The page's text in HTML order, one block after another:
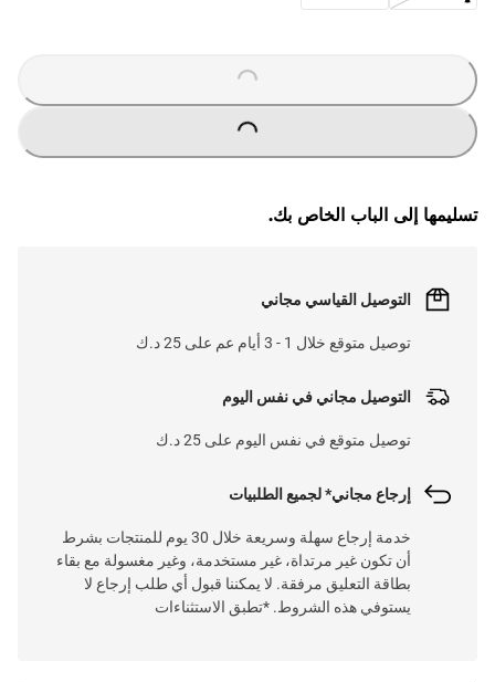
L
.
تسليمها إلى الباب الخاص بك.
التوصيل القياسي مجاني
توصيل متوقع خلال 1 - 3 أيام عم على 25 د.ك
التوصيل مجاني في نفس اليوم
توصيل متوقع في نفس اليوم على 25 د.ك
إرجاع مجاني* لجميع الطلبيات
خدمة إرجاع سهلة وسريعة خلال 30 يوم للمنتجات بشرط
أن تكون غير مرتداة، غير مستخدمة، وغير مغسولة مع بقاء
بطاقة التعليق مرفقة. لا يمكننا قبول أي طلب إرجاع لا
يستوفي هذه الشروط. *تطبق الاستثناءات